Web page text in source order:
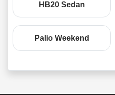
HB20 Sedan
Palio Weekend